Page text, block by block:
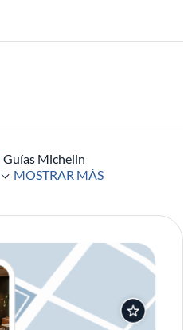
Guías Michelin
MOSTRAR MÁS